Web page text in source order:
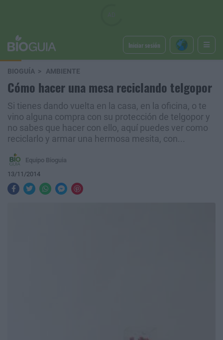
Iniciar sesión
BIOGUÍA AMBIENTE
Cómo hacer una mesa reciclando telgopor
Si tienes dando vuelta en la casa, en la oficina, o te
vino alguna compra con su protección de telgopor y
no sabes que hacer con ello, aquí puedes ver como
reciclarlo y armar una hermosa mesita, con...
Equipo Bioguia
13/11/2014